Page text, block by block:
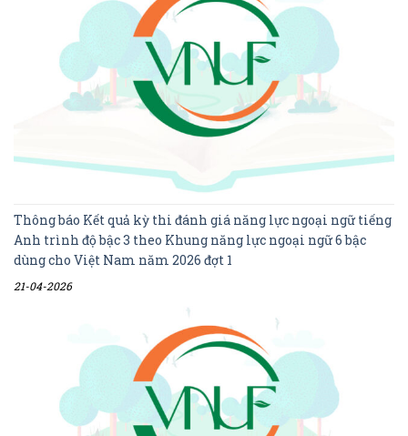
Thông báo Kết quả kỳ thi đánh giá năng lực ngoại ngữ tiếng
Anh trình độ bậc 3 theo Khung năng lực ngoại ngữ 6 bậc
dùng cho Việt Nam năm 2026 đợt 1
21-04-2026